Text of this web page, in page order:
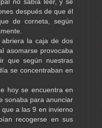
después de que él
de corneta, según
la caja de dos
asomarse provocaba
que según nuestras
se concentraban en
hoy se encuentra en
sonaba para anunciar
a las 9 en invierno
recogerse en sus